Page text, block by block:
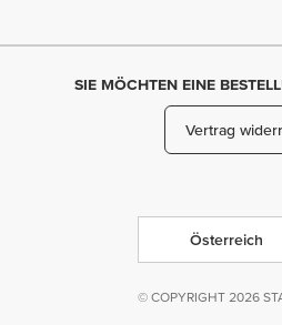
SIE MÖCHTEN EINE
Vertrag
Österreich
© COPYRIGHT 2026